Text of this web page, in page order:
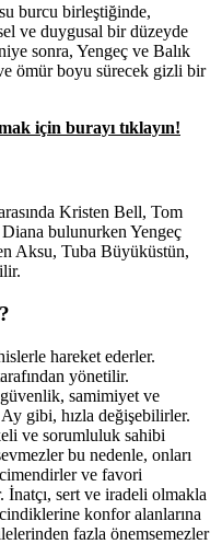
burcu birleştiğinde,
ve duygusal bir düzeyde
sonra, Yengeç ve Balık
ömür boyu sürecek gizli bir
için burayı tıklayın!
Kristen Bell, Tom
bulunurken Yengeç
Aksu, Tuba Büyüküstün,
hareket ederler.
yönetilir.
samimiyet ve
gibi, hızla değişebilirler.
ve sorumluluk sahibi
bu nedenle, onları
ve favori
sert ve iradeli olmakla
konfor alanlarına
fazla önemsemezler